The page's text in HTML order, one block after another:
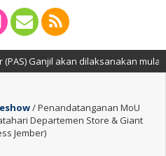
akan dilaksanakan mulai
/Penandatanganan MoU
Departemen Store & Giant
Jember)